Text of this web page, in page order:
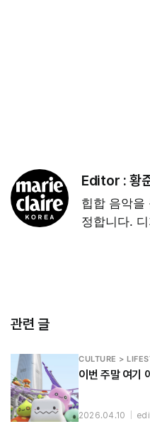
Editor :황
힙합 음악을
정합니다.
관련 글
CULTURE >
이번 주말 여기
2026.04.10